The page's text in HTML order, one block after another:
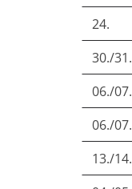
24.
30./31.
06./07.
06./07.
13./14.